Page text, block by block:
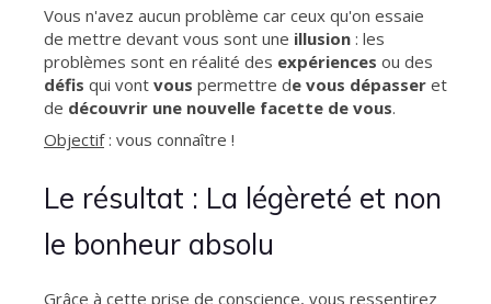
Vous n'avez aucun problème car ceux qu'on essaie
de mettre devant vous sont une illusion : les
problèmes sont en réalité des expériences ou des
défis qui vont vous permettre de vous dépasser et
de découvrir une nouvelle facette de vous.
Objectif: vous connaître !
Le résultat : La légèreté et non
le bonheur absolu
Grâce à cette prise de conscience, vous ressentirez